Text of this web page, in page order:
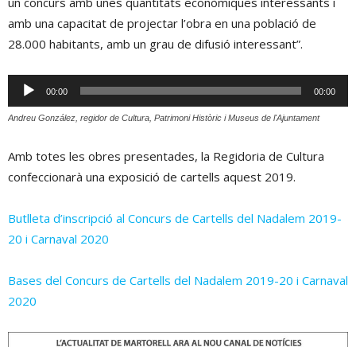
amb una capacitat de projectar l’obra en una població de
28.000 habitants, amb un grau de difusió interessant”.
Reproductor
d'àudio
00:00 00:00
Andreu González, regidor de Cultura, Patrimoni Històric i Museus de l'Ajuntament
Amb totes les obres presentades, la Regidoria de Cultura
confeccionarà una exposició de cartells aquest 2019.
Butlleta d’inscripció al Concurs de Cartells del Nadalem 2019-
20 i Carnaval 2020
Bases del Concurs de Cartells del Nadalem 2019-20 i Carnaval
2020